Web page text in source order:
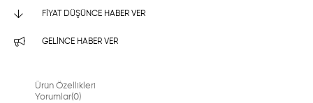
FIYAT DÜŞÜNCE HABER VER
GELINCE HABER VER
Ürün Özellikleri
Yorumlar(0)